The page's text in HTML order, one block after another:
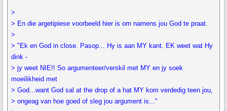
>
> En die argetipiese voorbeeld hier is om namens jou God te praat.
>
> "Ek en God in close. Pasop... Hy is aan MY kant. EK weet wat Hy
dink -
> jy weet NIE!! So argumenteer/verskil met MY en jy soek
moeilikheid met
> God...want God sal at the drop of a hat MY kom verdedig teen jou,
> ongeag van hoe goed of sleg jou argument is..."